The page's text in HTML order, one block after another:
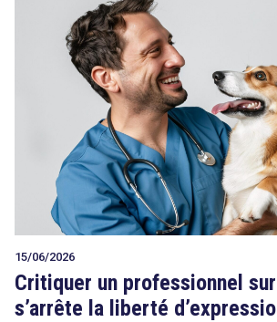
15/06/2026
Critiquer un professionnel
s’arrête la liberté